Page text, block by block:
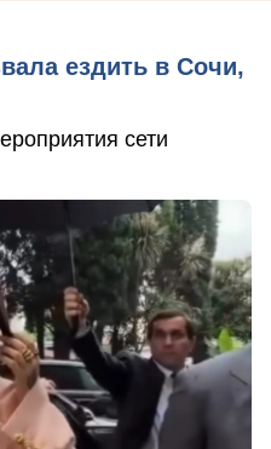
ездить в Сочи,
сети